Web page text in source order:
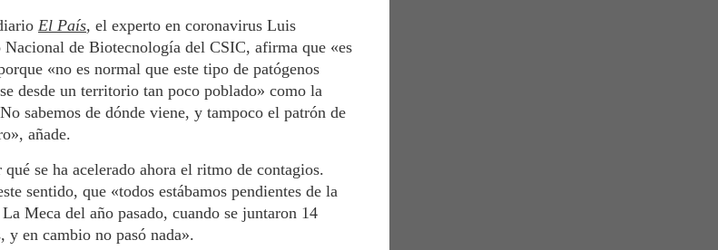
El País, el experto en coronavirus Luis
Nacional de Biotecnología del CSIC, afirma que «es
«no es normal que este tipo de patógenos
desde un territorio tan poco poblado» como la
sabemos de dónde viene, y tampoco el patrón de
añade.
se ha acelerado ahora el ritmo de contagios.
sentido, que «todos estábamos pendientes de la
Meca del año pasado, cuando se juntaron 14
y en cambio no pasó nada».